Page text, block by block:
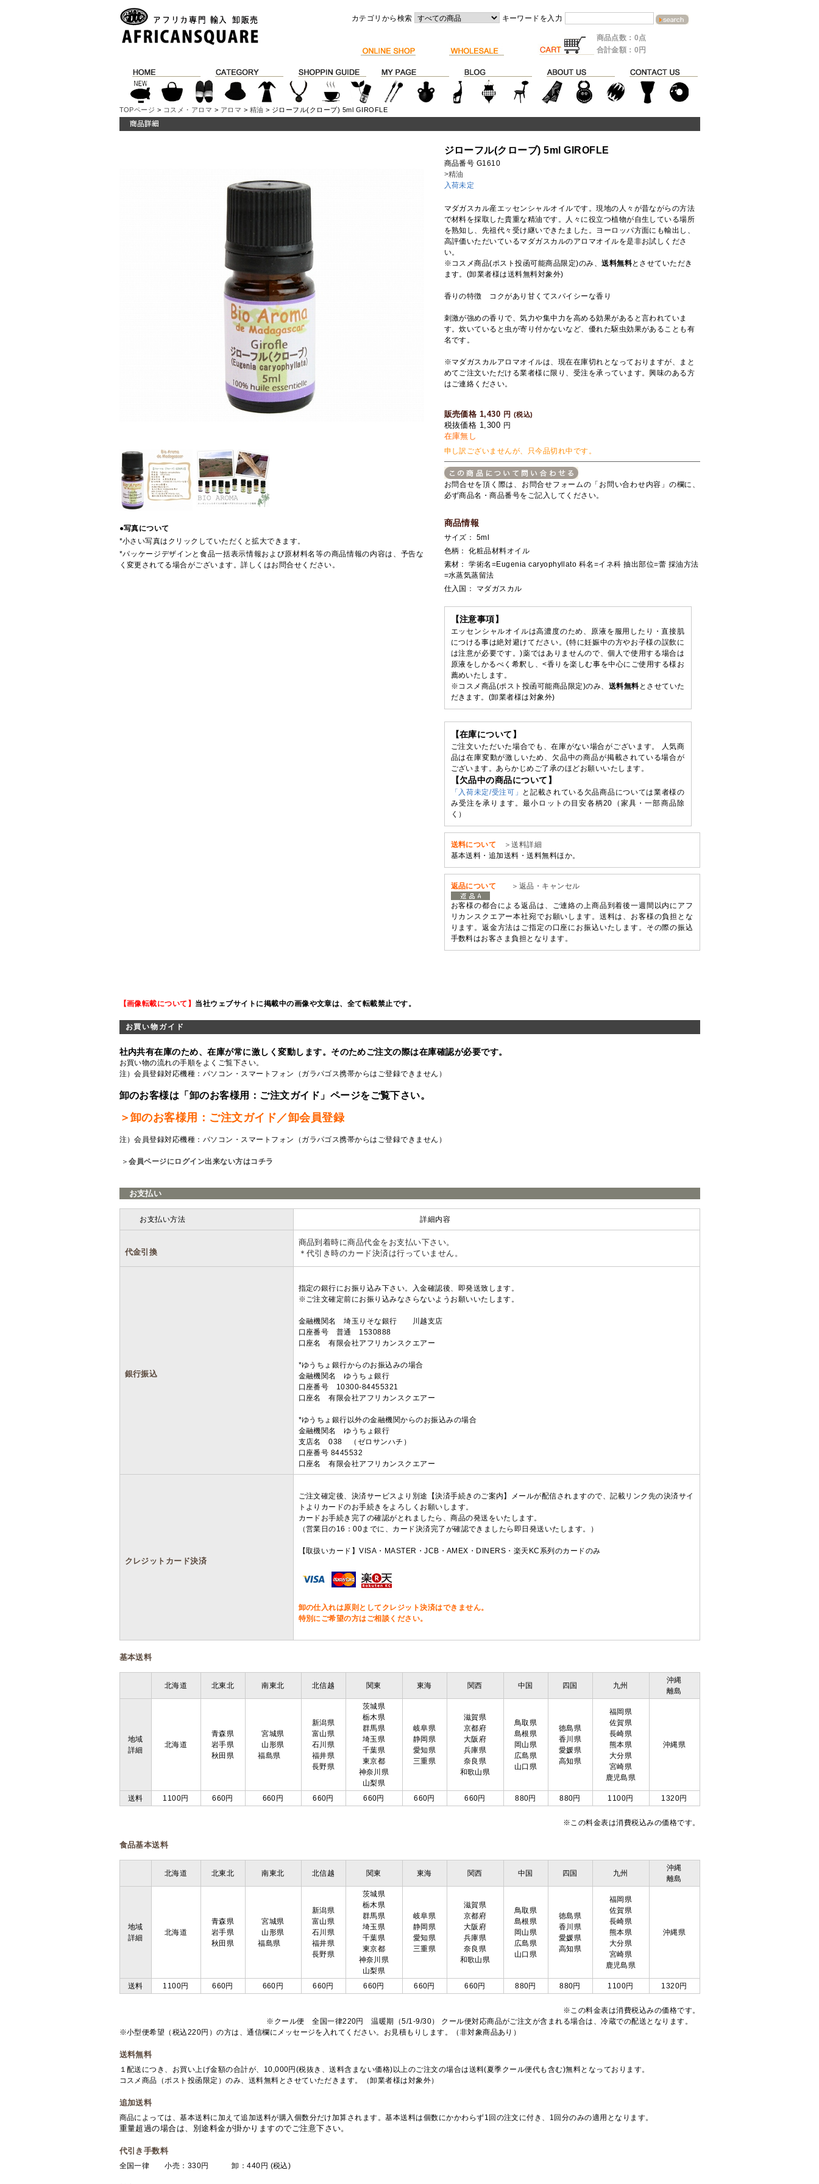
カテゴリから検索 キーワードを入力
商品点数：0点
合計金額：0円
TOPページ > コスメ・アロマ > アロマ > 精油 > ジローフル(クローブ) 5ml GIROFLE
●写真について
*小さい写真はクリックしていただくと拡大できます。
*パッケージデザインと食品一括表示情報および原材料名等の商品情報の内容は、予告な
く変更されてる場合がございます。詳しくはお問合せください。
ジローフル(クローブ) 5ml GIROFLE
商品番号 G1610
>精油
入荷未定
マダガスカル産エッセンシャルオイルです。現地の人々が昔ながらの方法
で材料を採取した貴重な精油です。人々に役立つ植物が自生している場所
を熟知し、先祖代々受け継いできたました。ヨーロッパ方面にも輸出し、
高評価いただいているマダガスカルのアロマオイルを是非お試しくださ
い。
※コスメ商品(ポスト投函可能商品限定)のみ、送料無料とさせていただき
ます。(卸業者様は送料無料対象外)
香りの特徴 コクがあり甘くてスパイシーな香り
刺激が強めの香りで、気力や集中力を高める効果があると言われていま
す。炊いていると虫が寄り付かないなど、優れた駆虫効果があることも有
名です。
※マダガスカルアロマオイルは、現在在庫切れとなっておりますが、まと
めてご注文いただける業者様に限り、受注を承っています。興味のある方
はご連絡ください。
販売価格 1,430 円 (税込)
税抜価格 1,300 円
在庫無し
申し訳ございませんが、只今品切れ中です。
お問合せを頂く際は、お問合せフォームの「お問い合わせ内容」の欄に、
必ず商品名・商品番号をご記入してください。
商品情報
サイズ： 5ml
色柄： 化粧品材料オイル
素材： 学術名=Eugenia caryophyllato 科名=イネ科 抽出部位=蕾 採油方法
=水蒸気蒸留法
仕入国： マダガスカル
【注意事項】
エッセンシャルオイルは高濃度のため、原液を服用したり・直接肌
につける事は絶対避けてださい。(特に妊娠中の方やお子様の誤飲に
は注意が必要です。)薬ではありませんので、個人で使用する場合は
原液をしかるべく希釈し、<香りを楽しむ事を中心にご使用する様お
薦めいたします。
※コスメ商品(ポスト投函可能商品限定)のみ、 送料無料 とさせていた
だきます。(卸業者様は対象外)
【在庫について】
ご注文いただいた場合でも、在庫がない場合がございます。 人気商
品は在庫変動が激しいため、欠品中の商品が掲載されている場合が
ございます。あらかじめご了承のほどお願いいたします。
【欠品中の商品について】
「入荷未定/受注可」
と記載されている欠品商品については業者様の
み受注を承ります。最小ロットの目安各柄20（家具・一部商品除
く）
送料について
＞送料詳細
基本送料・追加送料・送料無料ほか。
返品について ＞返品・キャンセル
お客様の都合による返品は、ご連絡の上商品到着後一週間以内にアフ
リカンスクエアー本社宛でお願いします。送料は、お客様の負担とな
ります。返金方法はご指定の口座にお振込いたします。その際の振込
手数料はお客さま負担となります。
【画像転載について】 当社ウェブサイトに掲載中の画像や文章は、全て転載禁止です。
お買い物ガイド
社内共有在庫のため、在庫が常に激しく変動します。そのためご注文の際は在庫確認が必要です。
お買い物の流れの手順をよくご覧下さい。
注）会員登録対応機種：パソコン・スマートフォン（ガラパゴス携帯からはご登録できません）
卸のお客様は「卸のお客様用：ご注文ガイド」ページをご覧下さい。
＞卸のお客様用：ご注文ガイド／卸会員登録
注）会員登録対応機種：パソコン・スマートフォン（ガラパゴス携帯からはご登録できません）
＞会員ページにログイン出来ない方はコチラ
お支払い
お支払い方法 詳細内容
代金引換
商品到着時に商品代金をお支払い下さい。
＊代引き時のカード決済は行っていません。
銀行振込
指定の銀行にお振り込み下さい。入金確認後、即発送致します。
※ご注文確定前にお振り込みなさらないようお願いいたします。
金融機関名 埼玉りそな銀行 川越支店
口座番号 普通 1530888
口座名 有限会社アフリカンスクエアー
*ゆうちょ銀行からのお振込みの場合
金融機関名 ゆうちょ銀行
口座番号 10300-84455321
口座名 有限会社アフリカンスクエアー
*ゆうちょ銀行以外の金融機関からのお振込みの場合
金融機関名 ゆうちょ銀行
支店名 038 （ゼロサンハチ）
口座番号 8445532
口座名 有限会社アフリカンスクエアー
クレジットカード決済
ご注文確定後、決済サービスより別途【決済手続きのご案内】メールが配信されますので、記載リンク先の決済サイ
トよりカードのお手続きをよろしくお願いします。
カードお手続き完了の確認がとれましたら、商品の発送をいたします。
（営業日の16：00までに、カード決済完了が確認できましたら即日発送いたします。）
【取扱いカード】VISA・MASTER・JCB・AMEX・DINERS・楽天KC系列のカードのみ
卸の仕入れは原則としてクレジット決済はできません。
特別にご希望の方はご相談ください。
基本送料
北海道 北東北 南東北 北信越 関東 東海 関西 中国 四国 九州
沖縄
離島
地域
詳細
北海道
青森県
岩手県
秋田県
宮城県
山形県
福島県
新潟県
富山県
石川県
福井県
長野県
茨城県
栃木県
群馬県
埼玉県
千葉県
東京都
神奈川県
山梨県
岐阜県
静岡県
愛知県
三重県
滋賀県
京都府
大阪府
兵庫県
奈良県
和歌山県
鳥取県
島根県
岡山県
広島県
山口県
徳島県
香川県
愛媛県
高知県
福岡県
佐賀県
長崎県
熊本県
大分県
宮崎県
鹿児島県
沖縄県
送料 1100円 660円 660円 660円 660円 660円 660円 880円 880円 1100円 1320円
※この料金表は消費税込みの価格です。
食品基本送料
北海道 北東北 南東北 北信越 関東 東海 関西 中国 四国 九州
沖縄
離島
地域
詳細
北海道
青森県
岩手県
秋田県
宮城県
山形県
福島県
新潟県
富山県
石川県
福井県
長野県
茨城県
栃木県
群馬県
埼玉県
千葉県
東京都
神奈川県
山梨県
岐阜県
静岡県
愛知県
三重県
滋賀県
京都府
大阪府
兵庫県
奈良県
和歌山県
鳥取県
島根県
岡山県
広島県
山口県
徳島県
香川県
愛媛県
高知県
福岡県
佐賀県
長崎県
熊本県
大分県
宮崎県
鹿児島県
沖縄県
送料 1100円 660円 660円 660円 660円 660円 660円 880円 880円 1100円 1320円
※この料金表は消費税込みの価格です。
※クール便 全国一律220円 温暖期（5/1-9/30） クール便対応商品がご注文が含まれる場合は、冷蔵での配送となります。
※小型便希望（税込220円）の方は、通信欄にメッセージを入れてください。お見積もりします。（非対象商品あり）
送料無料
１配送につき、お買い上げ金額の合計が、10,000円(税抜き、送料含まない価格)以上のご注文の場合は送料(夏季クール便代も含む)無料となっております。
コスメ商品（ポスト投函限定）のみ、送料無料とさせていただきます。（卸業者様は対象外）
追加送料
商品によっては、基本送料に加えて追加送料が購入個数分だけ加算されます。基本送料は個数にかかわらず1回の注文に付き、1回分のみの適用となります。
重量超過の場合は、別途料金が掛かりますのでご注意下さい。
代引き手数料
全国一律 小売：330円 卸：440円 (税込)